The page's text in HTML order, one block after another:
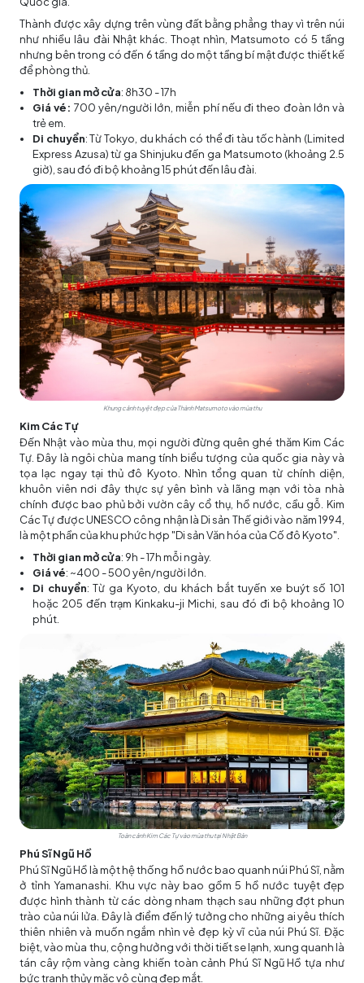
Thành được xây dựng trên vùng đất bằng phẳng thay vì trên núi
như nhiều lâu đài Nhật khác. Thoạt nhìn, Matsumoto có 5 tầng
nhưng bên trong có đến 6 tầng do một tầng bí mật được thiết kế
để phòng thủ.
Thời gian mở cửa: 8h30 - 17h
Giá vé: 700 yên/người lớn, miễn phí nếu đi theo đoàn lớn và
trẻ em.
Di chuyển: Từ Tokyo, du khách có thể đi tàu tốc hành (Limited
Express Azusa) từ ga Shinjuku đến ga Matsumoto (khoảng 2.5
giờ), sau đó đi bộ khoảng 15 phút đến lâu đài.
Khung cảnh tuyệt đẹp của Thành Matsumoto vào mùa thu
Kim Các Tự
Đến Nhật vào mùa thu, mọi người đừng quên ghé thăm Kim Các
Tự. Đây là ngôi chùa mang tính biểu tượng của quốc gia này và
tọa lạc ngay tại thủ đô Kyoto. Nhìn tổng quan từ chính diện,
khuôn viên nơi đây thực sự yên bình và lãng mạn với tòa nhà
chính được bao phủ bởi vườn cây cổ thụ, hồ nước, cầu gỗ. Kim
Các Tự được UNESCO công nhận là Di sản Thế giới vào năm 1994,
là một phần của khu phức hợp "Di sản Văn hóa của Cố đô Kyoto".
Thời gian mở cửa: 9h - 17h mỗi ngày.
Giá vé: ~400 - 500 yên/người lớn.
Di chuyển: Từ ga Kyoto, du khách bắt tuyến xe buýt số 101
hoặc 205 đến trạm Kinkaku-ji Michi, sau đó đi bộ khoảng 10
phút.
Toàn cảnh Kim Các Tự vào mùa thu tại Nhật Bản
Phú Sĩ Ngũ Hồ
Phú Sĩ Ngũ Hồ là một hệ thống hồ nước bao quanh núi Phú Sĩ, nằm
ở tỉnh Yamanashi. Khu vực này bao gồm 5 hồ nước tuyệt đẹp
được hình thành từ các dòng nham thạch sau những đợt phun
trào của núi lửa. Đây là điểm đến lý tưởng cho những ai yêu thích
thiên nhiên và muốn ngắm nhìn vẻ đẹp kỳ vĩ của núi Phú Sĩ. Đặc
biệt, vào mùa thu, cộng hưởng với thời tiết se lạnh, xung quanh là
tán cây rộm vàng càng khiến toàn cảnh Phú Sĩ Ngũ Hồ tựa như
bức tranh thủy mặc vô cùng đẹp mắt.